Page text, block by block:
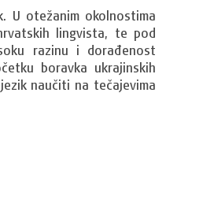
U otežanim okolnostima
lingvista, te pod
razinu i dorađenost
boravka ukrajinskih
naučiti na tečajevima